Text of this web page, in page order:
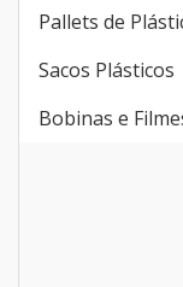
Pallets de
Sacos Plásticos
Bobinas e